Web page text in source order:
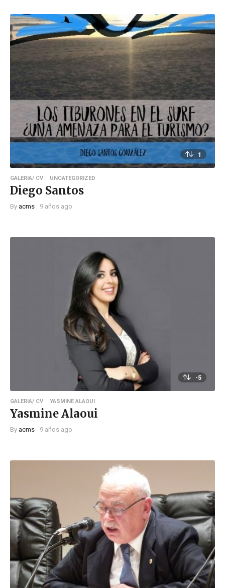
1
GALERIA/ CV UNCATEGORIZED
Diego Santos
By acms 9 años ago
-5
GALERIA/ CV YASMINE ALAOUI
Yasmine Alaoui
By acms 9 años ago